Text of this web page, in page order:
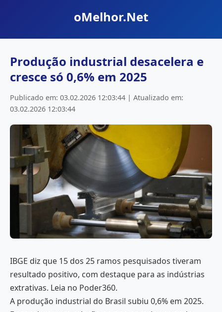
oMelhor.Net
Produção industrial desacelera e
cresce só 0,6% em 2025
Publicado em: 03.02.2026 12:03:44 | Atualizado em:
03.02.2026 12:03:44
IBGE diz que 15 dos 25 ramos pesquisados tiveram
resultado positivo, com destaque para as indústrias
extrativas. Leia no Poder360.
A produção industrial do Brasil subiu 0,6% em 2025.